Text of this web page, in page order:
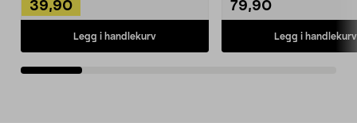
39,90
Legg i handlekurv
79,90
Legg i handlekurv